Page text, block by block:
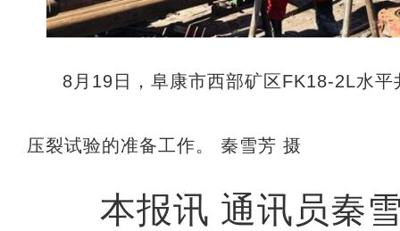
8月19日，阜康市西部矿区FK18-2L水
压裂试验的准备工作。 秦雪芳 摄
本报讯 通讯员秦雪